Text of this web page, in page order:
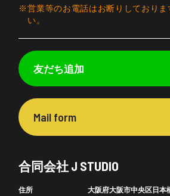
営業等のお電話はお断りしておりま
い。
友だち追加
Mail form
合同会社 J STUDIO
住所
大阪府大阪市中央区日本橋